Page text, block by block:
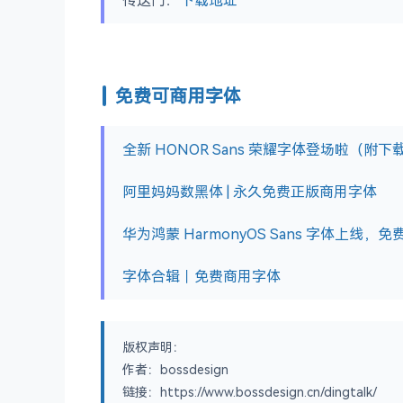
免费可商用字体
全新 HONOR Sans 荣耀字体登场啦（附下
阿里妈妈数黑体 | 永久免费正版商用字体
华为鸿蒙 HarmonyOS Sans 字体上线，免
字体合辑｜免费商用字体
版权声明：
作者：bossdesign
链接：https://www.bossdesign.cn/dingtalk/